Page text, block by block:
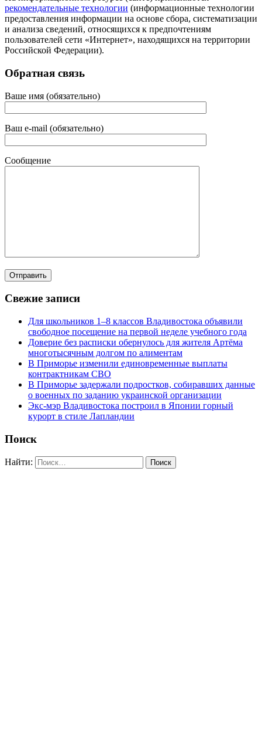
рекомендательные технологии (информационные технологии
предоставления информации на основе сбора, систематизации
и анализа сведений, относящихся к предпочтениям
пользователей сети «Интернет», находящихся на территории
Российской Федерации).
Обратная связь
Ваше имя (обязательно)
Ваш e-mail (обязательно)
Сообщение
Свежие записи
Для школьников 1–8 классов Владивостока объявили
свободное посещение на первой неделе учебного года
Доверие без расписки обернулось для жителя Артёма
многотысячным долгом по алиментам
В Приморье изменили единовременные выплаты
контрактникам СВО
В Приморье задержали подростков, собиравших данные
о военных по заданию украинской организации
Экс-мэр Владивостока построил в Японии горный
курорт в стиле Лапландии
Поиск
Найти: